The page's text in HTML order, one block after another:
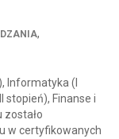
,
Informatyka (I
stopień), Finanse i
zostało
w certyfikowanych